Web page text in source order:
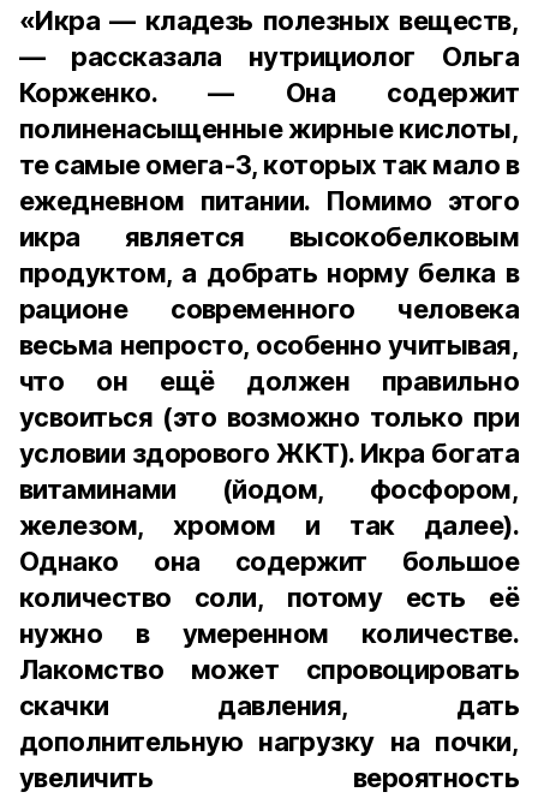
«Икра — кладезь полезных веществ,
— рассказала нутрициолог Ольга
Корженко. — Она содержит
полиненасыщенные жирные кислоты,
те самые омега-3, которых так мало в
ежедневном питании. Помимо этого
икра является высокобелковым
продуктом, а добрать норму белка в
рационе современного человека
весьма непросто, особенно учитывая,
что он ещё должен правильно
усвоиться (это возможно только при
условии здорового ЖКТ). Икра богата
витаминами (йодом, фосфором,
железом, хромом и так далее).
Однако она содержит большое
количество соли, потому есть её
нужно в умеренном количестве.
Лакомство может спровоцировать
скачки давления, дать
дополнительную нагрузку на почки,
увеличить вероятность